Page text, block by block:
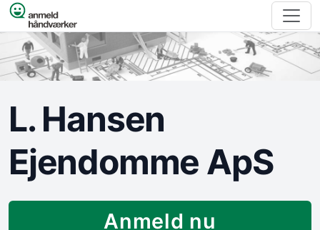
Spring til indhold
L. Hansen
Ejendomme ApS
Anmeld nu